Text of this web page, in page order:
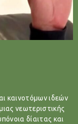
καινοτόμων ιδεών
νεωτεριστικής
δίαιτας και